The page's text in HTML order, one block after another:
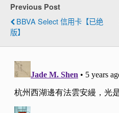
Previous Post
BBVA Select 信用卡【已绝
版】